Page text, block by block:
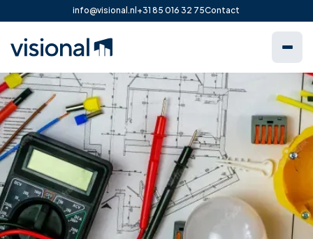
info@visional.nl +31 85 016 32 75Contact